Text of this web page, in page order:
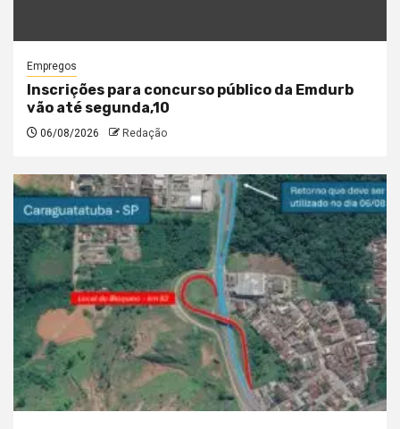
Empregos
Inscrições para concurso público da Emdurb
vão até segunda,10
06/08/2026 Redação